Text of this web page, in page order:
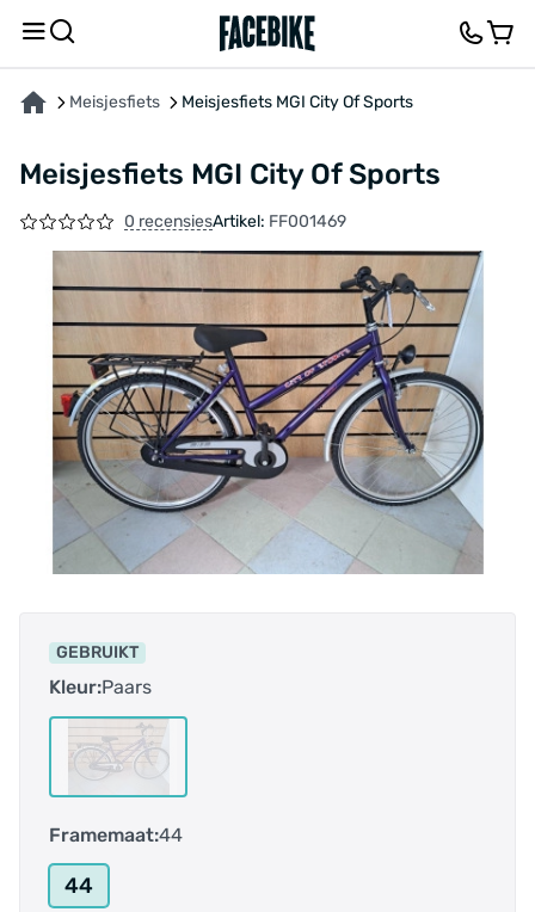
Meisjesfiets Meisjesfiets MGI City Of Sports
Meisjesfiets MGI City Of Sports
0 recensiesArtikel: FF001469
GEBRUIKT
Kleur:Paars
Framemaat:44
44
OVER HET PRODUCT KENMERKENFEEDBACK EN VRAGEN